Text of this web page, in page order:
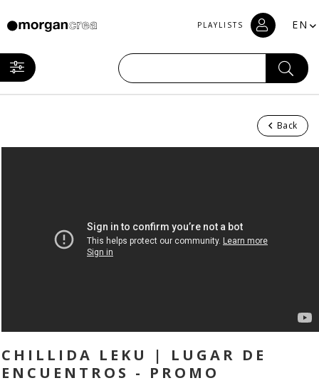
PLAYLISTS EN
Back
CHILLIDA LEKU | LUGAR DE
ENCUENTROS - PROMO